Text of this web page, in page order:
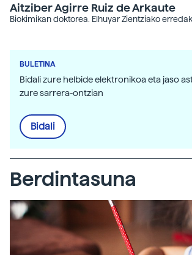
Aitziber Agirre Ruiz de Arkaute
Biokimikan doktorea. Elhuyar Zientziako
BULETINA
Bidali zure helbide elektronikoa eta jaso
zure sarrera-ontzian
Bidali
Berdintasuna